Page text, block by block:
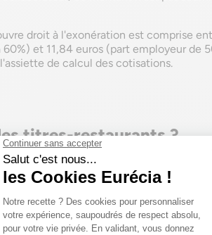
droit à l'exonération est comprise
et 11,84 euros (part employeur de
de calcul des cotisations.
titres-restaurants ?
seulement pendant ses jours de
(du lundi au samedi). Exception
restaurant ?